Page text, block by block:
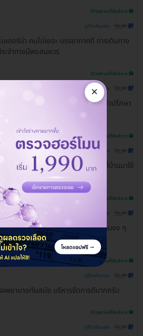
รีวิวสถานที่ให้บริการ 🏥
ดูรีวิวต้นฉบับ
เดอร์น่า คนไม่เยอะ บรรยากาศดี การเดินทาง
ะจำทางมีพอสมควร
รีวิวสถานที่ให้บริการ 🏥
ดูรีวิวต้นฉบับ
ซีนในวันนี้ที่ใช้บริการสุภาพแนะนำให้คำปรึกษา
ม
รีวิวสถานที่ให้บริการ 🏥
ดูรีวิวต้นฉบับ
ข้อมูลดีมาก สถานที่ก็ทันสมัยดี ตอนนี้ที่บ้านมาใช้
รีวิวสถานที่ให้บริการ 🏥
ดูรีวิวต้นฉบับ
มีบ้างที่กระบวนการงานเอกสารมีความงง ๆ
าก ๆๆๆๆๆ
รีวิวสถานที่ให้บริการ 🏥
ดูรีวิวต้นฉบับ
งพยาบาลทันสมัย บริหารจัดการดีมากครับ
รีวิวสถานที่ให้บริการ 🏥
ดูรีวิวต้นฉบับ
×